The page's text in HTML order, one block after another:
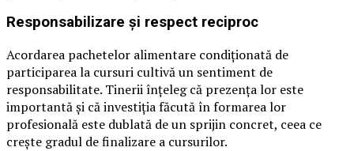
Responsabilizare și respect reciproc
Acordarea pachetelor alimentare condiționată de
participarea la cursuri cultivă un sentiment de
responsabilitate. Tinerii înțeleg că prezența lor este
importantă și că investiția făcută în formarea lor
profesională este dublată de un sprijin concret, ceea ce
crește gradul de finalizare a cursurilor.